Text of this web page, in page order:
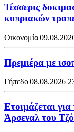
Τέσσερις
κυπριακών
Οικονομία|
Πρεμιέρα με
Γήπεδο|08.08.2026
Ετοιμάζεται
Άρσεναλ του